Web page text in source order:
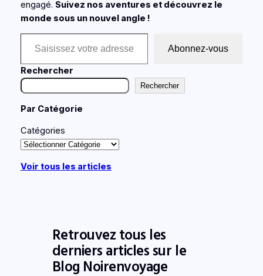
engagé. Suivez nos aventures et découvrez le
monde sous un nouvel angle !
Saisissez votre adresse e-mail…
Abonnez-vous
Rechercher
Rechercher
Par Catégorie
Catégories
Voir tous les articles
Retrouvez tous les
derniers articles sur le
Blog Noirenvoyage